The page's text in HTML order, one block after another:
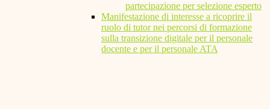
partecipazione per selezione esperto
Manifestazione di interesse a ricoprire il
ruolo di tutor nei percorsi di formazione
sulla transizione digitale per il personale
docente e per il personale ATA